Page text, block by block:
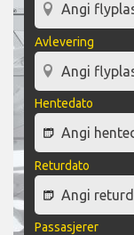
Avlevering
Hentedato
Returdato
Passasjerer